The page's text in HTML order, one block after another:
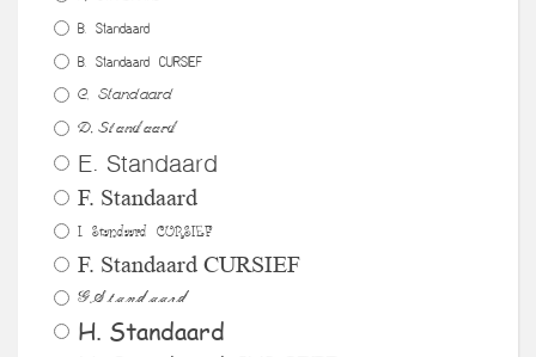
B. Standaard
B. Standaard CURSIEF
C. Standaard
D. Standaard
E. Standaard
F. Standaard
I. Standaard CURSIEF
F. Standaard CURSIEF
G.Standaard
H. Standaard